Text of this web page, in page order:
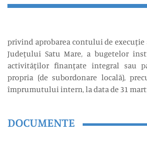
privind aprobarea contului de
Judeţului Satu Mare, a bugetelor
activităţilor finanţate integral sau
propria (de subordonare locală),
împrumutului intern, la data de 31
DOCUMENTE